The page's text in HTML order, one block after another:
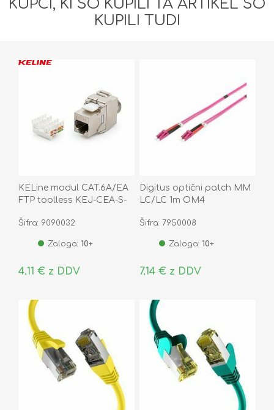
KUPCI, KI SO KUPILI TA ARTIKEL SO
KUPILI TUDI
KELine modul CAT.6A/EA
FTP toolless KEJ-CEA-S-
Šifra: 9090032
Zaloga: 10+
4,11 € z DDV
Digitus optični patch MM
LC/LC 1m OM4
Šifra: 7950008
Zaloga: 10+
7,14 € z DDV